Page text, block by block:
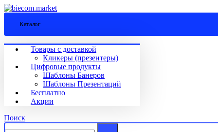
Каталог
Товары с доставкой
Кликеры (презентеры)
Цифровые продукты
Шаблоны Банеров
Шаблоны Презентаций
Бесплатно
Акции
Поиск